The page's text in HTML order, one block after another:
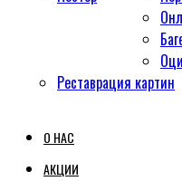
Реставрация картин
О НАС
АКЦИИ